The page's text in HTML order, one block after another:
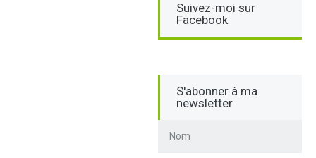
Suivez-moi sur
Facebook
S'abonner à ma
newsletter